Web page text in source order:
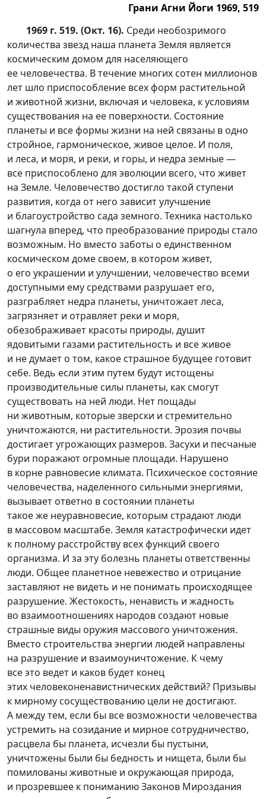
Грани Агни Йоги 1969, 519
1969 г. 519. (Окт. 16). Среди необозримого
количества звезд наша планета Земля является
космическим домом для населяющего
ее человечества. В течение многих сотен миллионов
лет шло приспособление всех форм растительной
и животной жизни, включая и человека, к условиям
существования на ее поверхности. Состояние
планеты и все формы жизни на ней связаны в одно
стройное, гармоническое, живое целое. И поля,
и леса, и моря, и реки, и горы, и недра земные —
все приспособлено для эволюции всего, что живет
на Земле. Человечество достигло такой ступени
развития, когда от него зависит улучшение
и благоустройство сада земного. Техника настолько
шагнула вперед, что преобразование природы стало
возможным. Но вместо заботы о единственном
космическом доме своем, в котором живет,
о его украшении и улучшении, человечество всеми
доступными ему средствами разрушает его,
разграбляет недра планеты, уничтожает леса,
загрязняет и отравляет реки и моря,
обезображивает красоты природы, душит
ядовитыми газами растительность и все живое
и не думает о том, какое страшное будущее готовит
себе. Ведь если этим путем будут истощены
производительные силы планеты, как смогут
существовать на ней люди. Нет пощады
ни животным, которые зверски и стремительно
уничтожаются, ни растительности. Эрозия почвы
достигает угрожающих размеров. Засухи и песчаные
бури поражают огромные площади. Нарушено
в корне равновесие климата. Психическое состояние
человечества, наделенного сильными энергиями,
вызывает ответно в состоянии планеты
такое же неуравновесие, которым страдают люди
в массовом масштабе. Земля катастрофически идет
к полному расстройству всех функций своего
организма. И за эту болезнь планеты ответственны
люди. Общее планетное невежество и отрицание
заставляют не видеть и не понимать происходящее
разрушение. Жестокость, ненависть и жадность
во взаимоотношениях народов создают новые
страшные виды оружия массового уничтожения.
Вместо строительства энергии людей направлены
на разрушение и взаимоуничтожение. К чему
все это ведет и каков будет конец
этих человеконенавистнических действий? Призывы
к мирному сосуществованию цели не достигают.
А между тем, если бы все возможности человечества
устремить на созидание и мирное сотрудничество,
расцвела бы планета, исчезли бы пустыни,
уничтожены были бы бедность и нищета, были бы
помилованы животные и окружающая природа,
и прозревшее к пониманию Законов Мироздания